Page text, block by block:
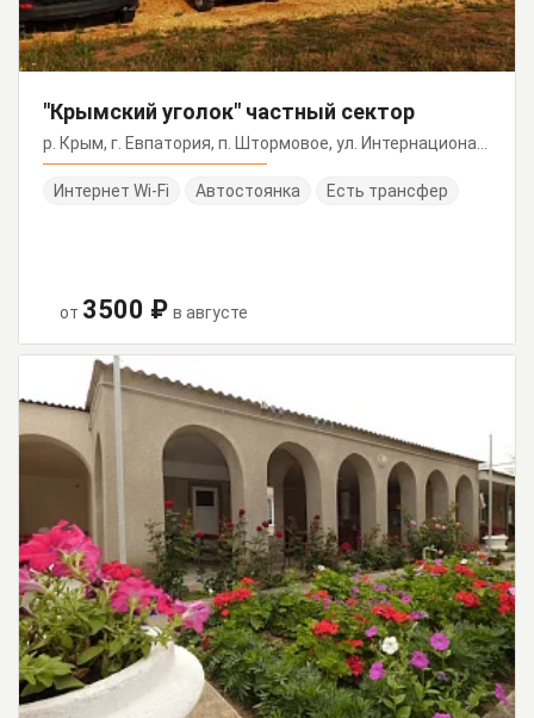
"Крымский уголок" частный сектор
Интернет Wi-Fi Автостоянка Есть трансфер
от 3500 ₽ в августе